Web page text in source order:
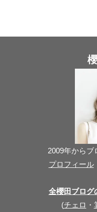
2009年からブ
プロフィール
全櫻田ブログ
(チェロ ・